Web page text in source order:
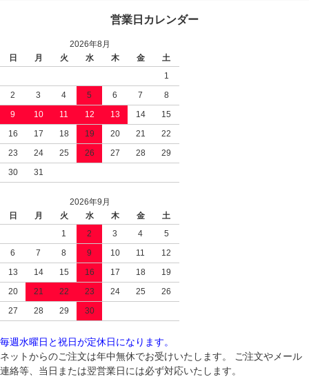
営業日カレンダー
2026年8月
日
月 火 水 木 金
土
1
2
3 4 5 6 7
8
9
10 11 12 13 14
15
16
17 18 19 20 21
22
23
24 25 26 27 28
29
30
31
2026年9月
日
月 火 水 木 金
土
1
2 3 4
5
6
7 8 9 10 11
12
13
14 15 16 17 18
19
20
21 22 23 24 25
26
27
28 29 30
毎週水曜日と祝日が定休日になります。
ネットからのご注文は年中無休でお受けいたします。 ご注文やメール
連絡等、当日または翌営業日には必ず対応いたします。